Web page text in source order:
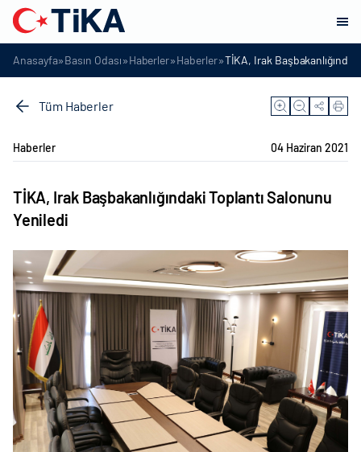
Anasayfa»Basın Odası»Haberler»Haberler»TİKA, Irak
Tüm Haberler
Haberler 04 Haziran 2021
TİKA, Irak Başbakanlığındaki Toplantı Salonunu
Yeniledi